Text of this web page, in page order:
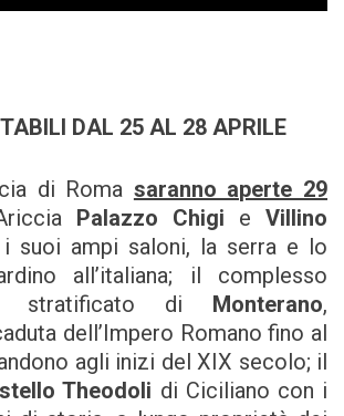
DAL 25 AL 28 APRILE
di Roma saranno aperte 29
Palazzo Chigi e Villino
suoi ampi saloni, la serra e lo
all’italiana; il complesso
stratificato di Monterano,
dell’Impero Romano fino al
agli inizi del XIX secolo; il
Theodoli di Ciciliano con i